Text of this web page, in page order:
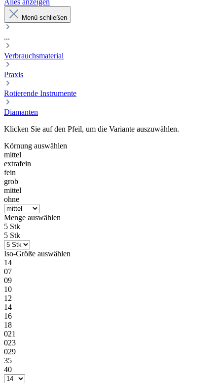
Alles anzeigen
Menü schließen
...
Verbrauchsmaterial
Praxis
Rotierende Instrumente
Diamanten
Klicken Sie auf den Pfeil, um die Variante auszuwählen.
Körnung auswählen
mittel
extrafein
fein
grob
mittel
ohne
Menge auswählen
5 Stk
5 Stk
Iso-Größe auswählen
14
07
09
10
12
14
16
18
021
023
029
35
40